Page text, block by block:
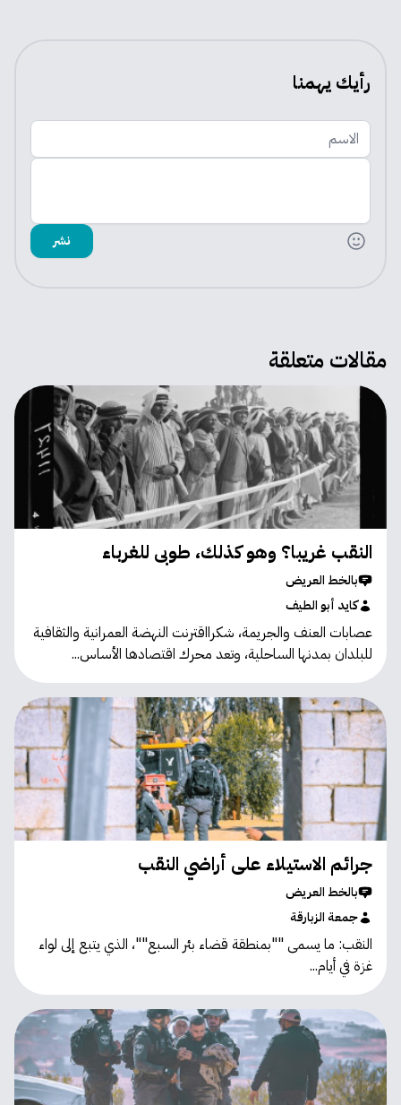
رأيك يهمنا
الاسم
اضف تعليقك
نشر
مقالات متعلقة
النقب غريبا؟ وهو كذلك، طوبى للغرباء
بالخط العريض
كايد أبو الطيف
عصابات العنف والجريمة، شكرااقترنت النهضة العمرانية والثقافية
للبلدان بمدنها الساحلية، وتعد محرك اقتصادها الأساس...
جرائم الاستيلاء على أراضي النقب
بالخط العريض
جمعة الزبارقة
النقب: ما يسمى ""بمنطقة قضاء بئر السبع""، الذي يتبع إلى لواء
غزة في أيام...